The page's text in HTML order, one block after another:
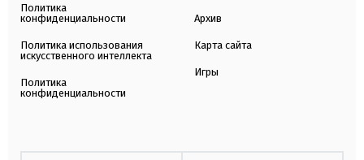
Политика
конфиденциальности
Политика использования
искусственного интеллекта
Политика
конфиденциальности
Архив
Карта сайта
Игры